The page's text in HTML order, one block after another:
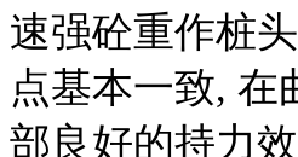
速强砼重作桩
点基本一致, 在
部良好的持力效